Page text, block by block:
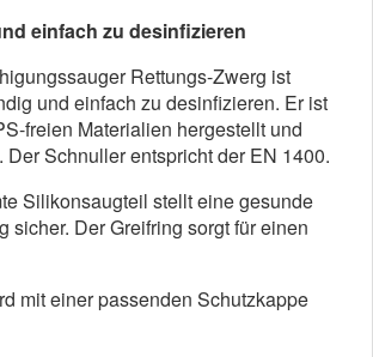
einfach zu desinfizieren
Rettungs-Zwerg ist
und einfach zu desinfizieren. Er ist
freien Materialien hergestellt und
Schnuller entspricht der EN 1400.
Silikonsaugteil stellt eine gesunde
sicher. Der Greifring sorgt für einen
mit einer passenden Schutzkappe